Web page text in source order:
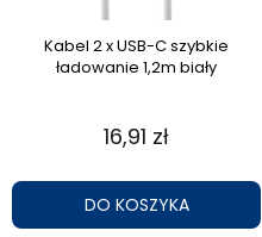
Kabel 2 x USB-C szybkie
ładowanie 1,2m biały
16,91 zł
DO KOSZYKA